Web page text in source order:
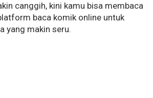
canggih, kini kamu bisa membaca
baca komik online untuk
yang makin seru.